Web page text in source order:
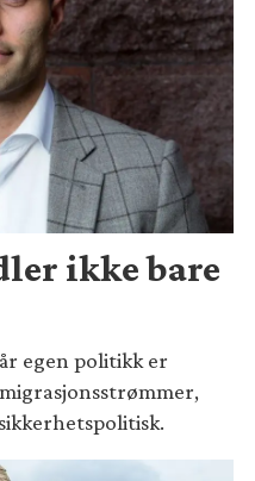
ikke bare
egen politikk er